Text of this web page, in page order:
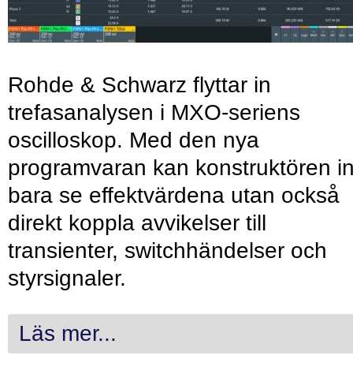
Rohde & Schwarz flyttar in
trefasanalysen i MXO-seriens
oscilloskop. Med den nya
programvaran kan konstruktören
bara se effektvärdena utan också
direkt koppla avvikelser till
transienter, switchhändelser och
styrsignaler.
Läs mer...